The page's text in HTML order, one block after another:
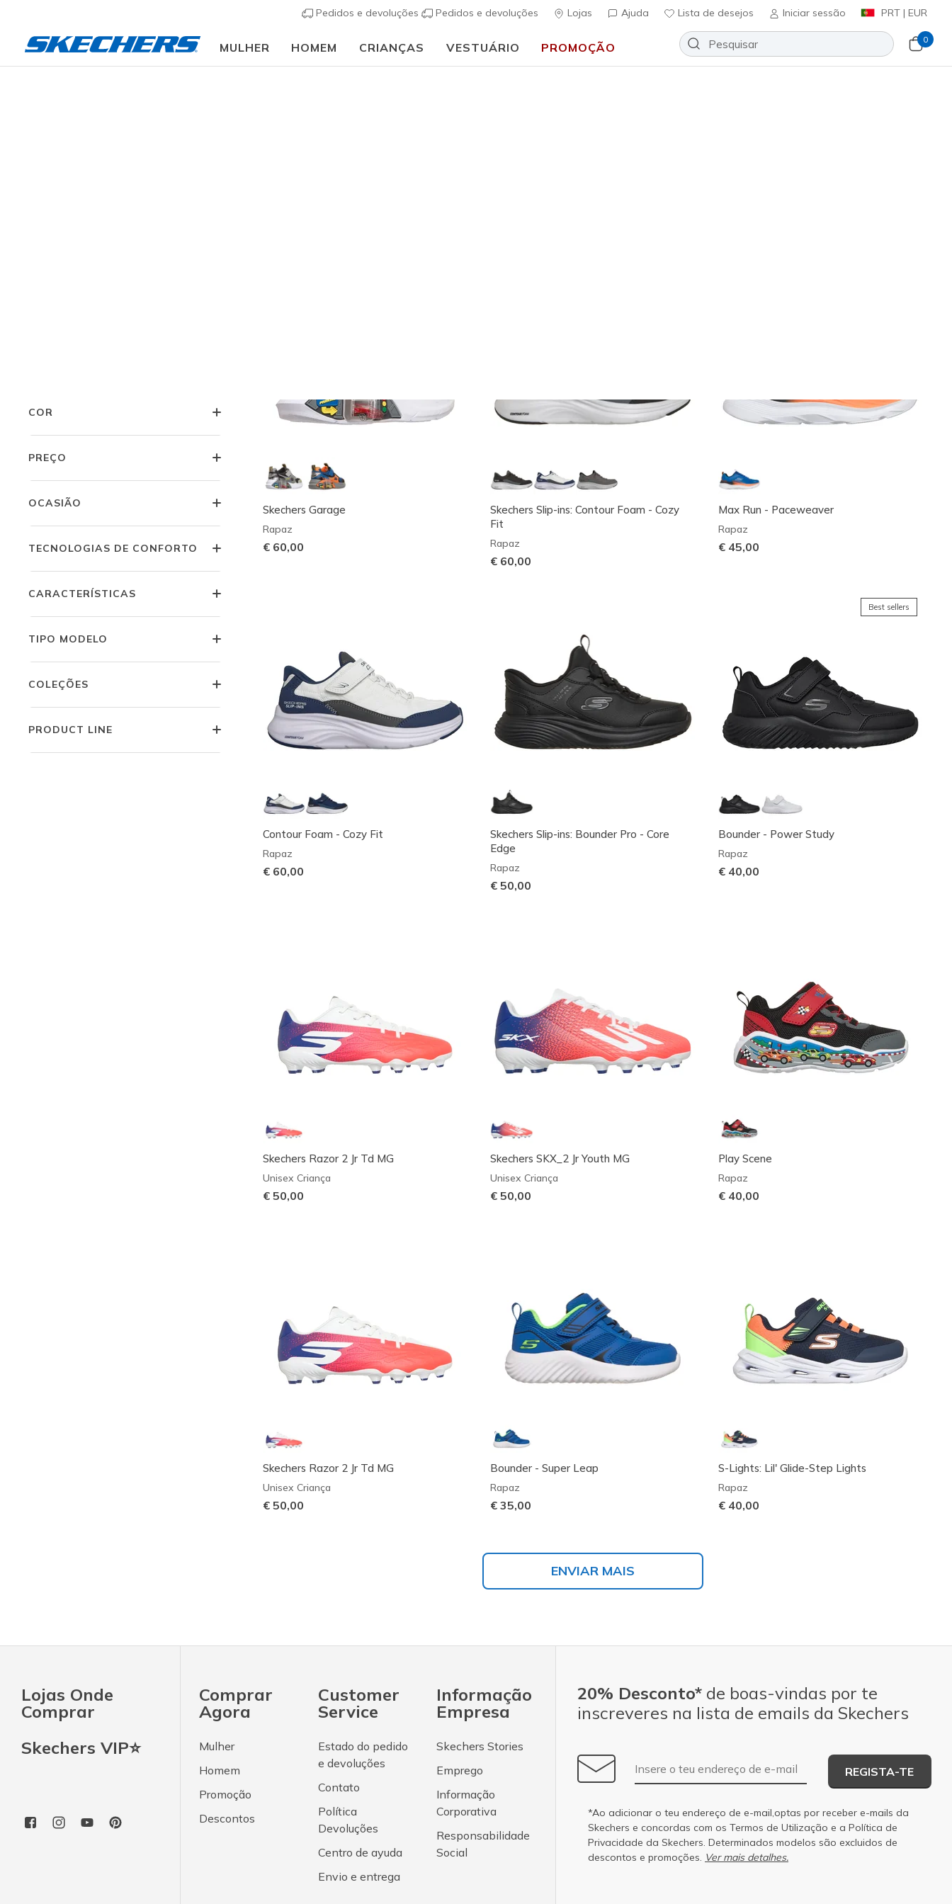
Pedidos e devoluções Pedidos e devoluções Lojas Ajuda Lista de desejos Iniciar sessão PRT | EUR
MULHER HOMEM CRIANÇAS VESTUÁRIO PROMOÇÃO
0
COR
PREÇO
OCASIÃO
TECNOLOGIAS DE CONFORTO
CARACTERÍSTICAS
TIPO MODELO
COLEÇÕES
PRODUCT LINE
Skechers Garage
Rapaz
€ 60,00
Skechers Slip-ins: Contour Foam - Cozy
Fit
Rapaz
€ 60,00
Max Run - Paceweaver
Rapaz
€ 45,00
Contour Foam - Cozy Fit
Rapaz
€ 60,00
Skechers Slip-ins: Bounder Pro - Core
Edge
Rapaz
€ 50,00
Best sellers
Bounder - Power Study
Rapaz
€ 40,00
Skechers Razor 2 Jr Td MG
Unisex Criança
€ 50,00
Skechers SKX_2 Jr Youth MG
Unisex Criança
€ 50,00
Play Scene
Rapaz
€ 40,00
Skechers Razor 2 Jr Td MG
Unisex Criança
€ 50,00
Bounder - Super Leap
Rapaz
€ 35,00
S-Lights: Lil' Glide-Step Lights
Rapaz
€ 40,00
ENVIAR MAIS
Lojas Onde
Comprar
Skechers VIP⭐
Comprar
Agora
Mulher
Homem
Promoção
Descontos
Customer
Service
Estado do pedido
e devoluções
Contato
Política
Devoluções
Centro de ayuda
Envio e entrega
Informação
Empresa
Skechers Stories
Emprego
Informação
Corporativa
Responsabilidade
Social
20% Desconto* de boas-vindas por te
inscreveres na lista de emails da Skechers
Endereço de e-mail
REGISTA-TE
*Ao adicionar o teu endereço de e-mail,optas por receber e-mails da
Skechers e concordas com os Termos de Utilização e a Política de
Privacidade da Skechers. Determinados modelos são excluidos de
descontos e promoções. Ver mais detalhes.